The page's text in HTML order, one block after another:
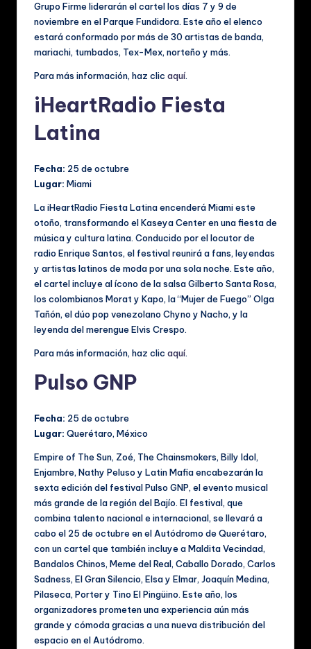
Grupo Firme liderarán el cartel los días 7 y 9 de
noviembre en el Parque Fundidora. Este año el elenco
estará conformado por más de 30 artistas de banda,
mariachi, tumbados, Tex-Mex, norteño y más.
Para más información, haz clic aquí.
iHeartRadio Fiesta
Latina
Fecha: 25 de octubre
Lugar: Miami
La iHeartRadio Fiesta Latina encenderá Miami este
otoño, transformando el Kaseya Center en una fiesta de
música y cultura latina. Conducido por el locutor de
radio Enrique Santos, el festival reunirá a fans, leyendas
y artistas latinos de moda por una sola noche. Este año,
el cartel incluye al ícono de la salsa Gilberto Santa Rosa,
los colombianos Morat y Kapo, la “Mujer de Fuego” Olga
Tañón, el dúo pop venezolano Chyno y Nacho, y la
leyenda del merengue Elvis Crespo.
Para más información, haz clic aquí.
Pulso GNP
Fecha: 25 de octubre
Lugar: Querétaro, México
Empire of The Sun, Zoé, The Chainsmokers, Billy Idol,
Enjambre, Nathy Peluso y Latin Mafia encabezarán la
sexta edición del festival Pulso GNP, el evento musical
más grande de la región del Bajío. El festival, que
combina talento nacional e internacional, se llevará a
cabo el 25 de octubre en el Autódromo de Querétaro,
con un cartel que también incluye a Maldita Vecindad,
Bandalos Chinos, Meme del Real, Caballo Dorado, Carlos
Sadness, El Gran Silencio, Elsa y Elmar, Joaquín Medina,
Pilaseca, Porter y Tino El Pingüino. Este año, los
organizadores prometen una experiencia aún más
grande y cómoda gracias a una nueva distribución del
espacio en el Autódromo.